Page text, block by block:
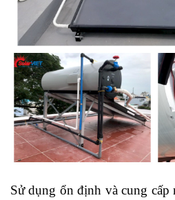
Sử dụng ổn định và cung